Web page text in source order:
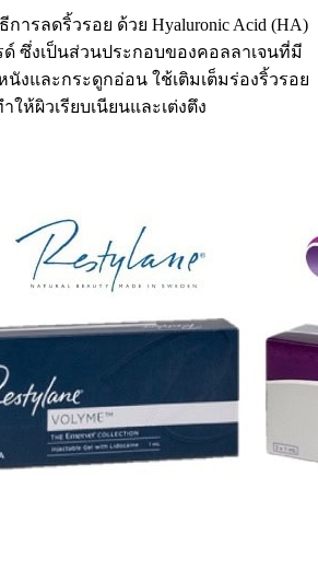
การลดริ้วรอย ด้วย Hyaluronic Acid (HA)
ซึ่งเป็นส่วนประกอบของคอลลาเจนที่มี
นังและกระดูกอ่อน ใช้เติมเต็มร่องริ้วรอย
ห้ผิวเรียบเนียนและเต่งตึง